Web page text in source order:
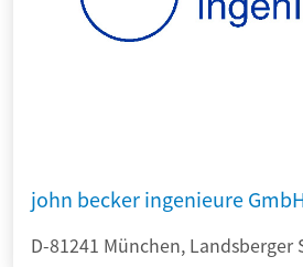
john becker ingenieure
D-81241 München, Landsberger